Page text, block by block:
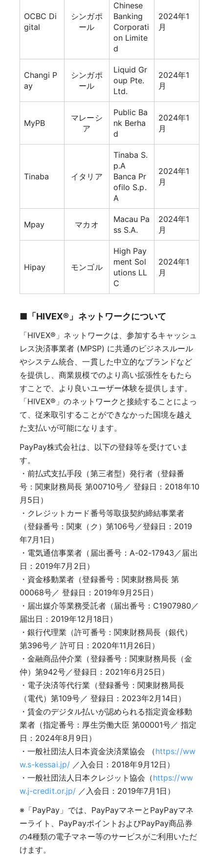
OCBC Di
gital
シンガポ
ール
Chinese
Banking
Corporati
on Limite
d
2024年1
月
Changi P
ay
シンガポ
ール
Liquid Gr
oup Pte.
Ltd.
2024年1
月
MyPB
マレーシ
ア
Public Ba
nk Berha
d
2024年1
月
Tinaba イタリア
Tinaba S.
p.A
Banca Pr
ofilo S.p.
A
2024年1
月
Mpay マカオ
Macau Pa
ss S.A.
2024年1
月
Hipay モンゴル
High Pay
ment Sol
utions LL
C
2024年1
月
■「HIVEX®」ネットワークについて
「HIVEX®」ネットワークは、参加するキャッシュ
レス決済事業者 (MPSP) に共通のビジネスルール
やシステム統合、一貫した中立的なブランドなど
を提供し、商業規模でのより高い拡張性をもたら
すことで、より良いユーザー体験を提供します。
「HIVEX®」のネットワークと接続することによっ
て、従来取引することができなかった国境を越え
た支払いが可能になります。
PayPay株式会社は、以下の登録等を受けていま
す。
・前払式支払手段（第三者型）発行者（登録番
号：関東財務局長 第00710号／ 登録日：2018年10
月5日）
・クレジットカード番号等取扱契約締結事業者
（登録番号：関東（ク）第106号／登録日：2019
年7月1日）
・電気通信事業者（届出番号：A-02-17943／届出
日：2019年7月2日）
・資金移動業者（登録番号：関東財務局長 第
00068号／ 登録日：2019年9月25日）
・届出媒介等業務受託者（届出番号：C1907980／
届出日：2019年12月18日）
・銀行代理業（許可番号：関東財務局長（銀代）
第396号／ 許可日：2020年11月26日）
・金融商品仲介業（登録番号：関東財務局長（金
仲）第942号／登録日：2021年6月25日）
・電子決済等代行業（登録番号：関東財務局長
（電代）第109号／ 登録日：2023年2月14日）
・賃金のデジタル払いが認められる指定資金移動
業者（指定番号：厚生労働大臣 第00001号／ 指定
日：2024年8月9日）
・一般社団法人日本資金決済業協会 （https://ww
w.s-kessai.jp/／入会日：2018年9月12日）
・一般社団法人日本クレジット協会（https://ww
w.j-credit.or.jp/ ／入会日：2019年7月1日）
※「PayPay」では、PayPayマネーとPayPayマネ
ーライト、PayPayポイントおよびPayPay商品券
の4種類の電子マネー等のサービスがご利用いただ
けます。